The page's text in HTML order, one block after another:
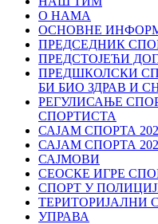
О НАМА
ОСНОВНЕ
ПРЕДСЕДНИК
ПРЕДСТОЈЕЋИ
ПРЕДШКОЛСКИ
БИ БИО ЗДРАВ И
РЕГУЛИСАЊЕ
СПОРТИСТА
САЈАМ СПОРТА
САЈАМ СПОРТА
САЈМОВИ
СЕОСКЕ ИГРЕ
СПОРТ У
ТЕРИТОРИЈАЛНИ
УПРАВА